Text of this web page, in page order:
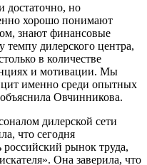
достаточно, но
хорошо понимают
знают финансовые
дилерского центра,
в количестве
и мотивации. Мы
именно среди опытных
Овчинникова.
дилерской сети
что cегодня
рынок труда,
Она заверила, что